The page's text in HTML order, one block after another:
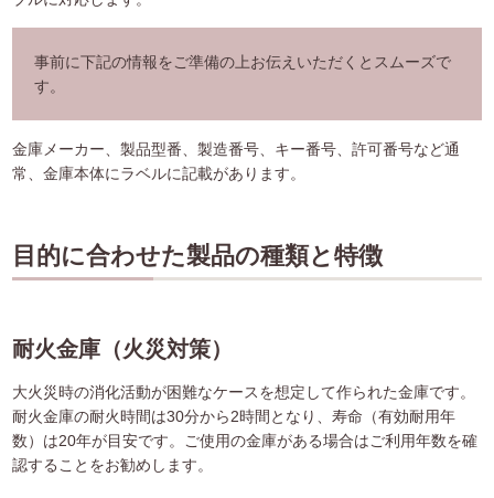
事前に下記の情報をご準備の上お伝えいただくとスムーズで
す。
金庫メーカー、製品型番、製造番号、キー番号、許可番号など通
常、金庫本体にラベルに記載があります。
目的に合わせた製品の種類と特徴
耐火金庫（火災対策）
大火災時の消化活動が困難なケースを想定して作られた金庫です。
耐火金庫の耐火時間は30分から2時間となり、寿命（有効耐用年
数）は20年が目安です。ご使用の金庫がある場合はご利用年数を確
認することをお勧めします。